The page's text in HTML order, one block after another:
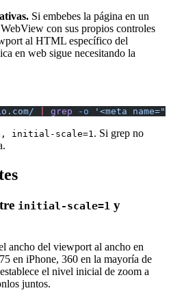
Si embebes la página en un
con sus propios controles
al HTML específico del
en web sigue necesitando la
grep -o '<meta
initial-scale=1. Si grep no
initial-scale=1 y
ancho del viewport al ancho en
en iPhone, 360 en la mayoría de
establece el nivel inicial de zoom a
juntos.